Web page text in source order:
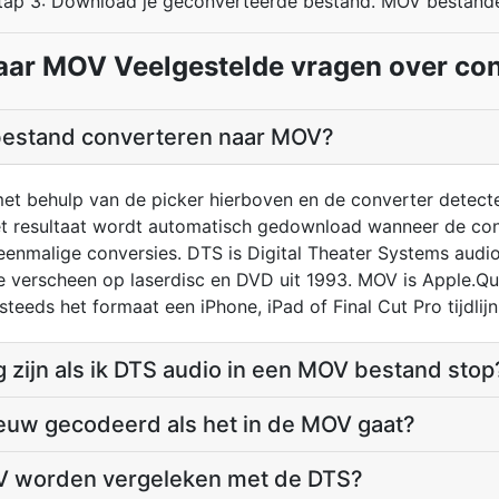
MOV Veelgestelde vragen over
converteren naar MOV?
behulp van de picker hierboven en de converter
resultaat wordt automatisch gedownload wanneer de
conversies. DTS is Digital Theater Systems
op laserdisc en DVD uit 1993. MOV is
het formaat een iPhone, iPad of Final Cut Pro
als ik DTS audio in een MOV bestand
gecodeerd als het in de MOV gaat?
worden vergeleken met de DTS?